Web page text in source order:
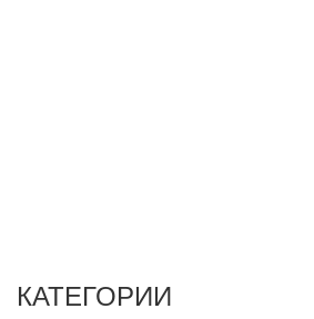
КАТЕГОРИИ